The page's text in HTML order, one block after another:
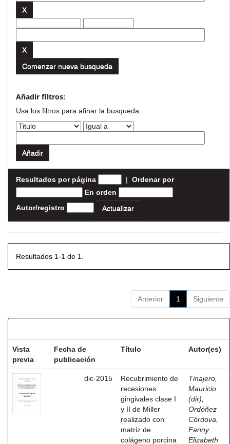
Comenzar nueva busqueda
Añadir filtros:
Usa los filtros para afinar la busqueda.
Resultados por página | Ordenar por
En orden
Autor/registro
Resultados 1-1 de 1.
Anterior 1 Siguiente
Vista
previa
Fecha de
publicación
Título Autor(es)
dic-2015
Recubrimiento de
recesiones
gingivales clase I
y II de Miller
realizado con
matriz de
colágeno porcina
Tinajero,
Mauricio
(dir);
Ordóñez
Córdova,
Fanny
Elizabeth